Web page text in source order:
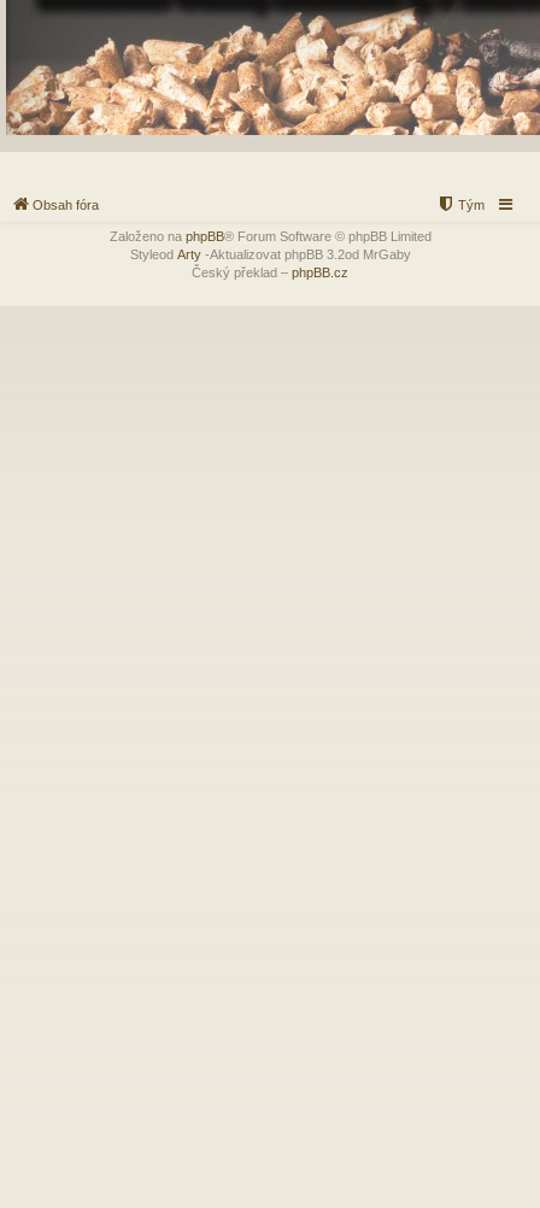
Obsah fóra Tým
Založeno na phpBB® Forum Software © phpBB Limited
Styleod Arty-Aktualizovat phpBB 3.2od MrGaby
Český překlad – phpBB.cz